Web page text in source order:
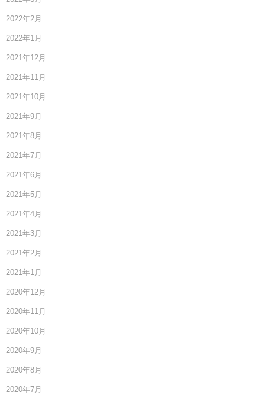
2022年2月
2022年1月
2021年12月
2021年11月
2021年10月
2021年9月
2021年8月
2021年7月
2021年6月
2021年5月
2021年4月
2021年3月
2021年2月
2021年1月
2020年12月
2020年11月
2020年10月
2020年9月
2020年8月
2020年7月